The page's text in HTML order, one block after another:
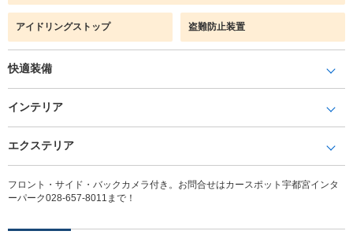
アイドリングストップ 盗難防止装置
快適装備
インテリア
エクステリア
フロント・サイド・バックカメラ付き。お問合せはカースポット宇都宮インタ
ーパーク028-657-8011まで！